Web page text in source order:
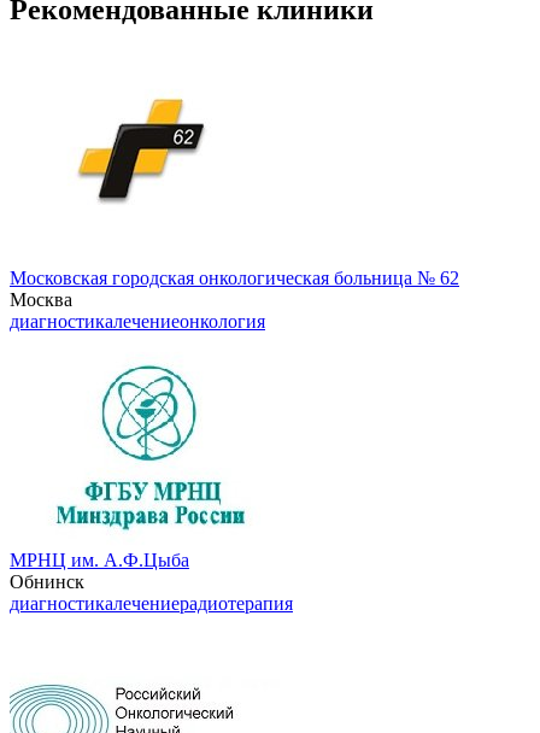
Рекомендованные клиники
Московская городская онкологическая больница № 62
Москва
диагностикалечениеонкология
МРНЦ им. А.Ф.Цыба
Обнинск
диагностикалечениерадиотерапия